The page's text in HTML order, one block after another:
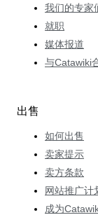
我们的专家
就职
媒体报道
与Catawiki
出售
如何出售
卖家提示
卖方条款
网站推广计
成为